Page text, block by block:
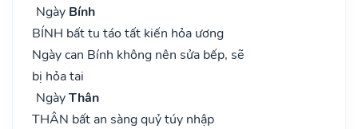
Ngày Bính
BÍNH bất tu táo tất kiến hỏa ương
Ngày can Bính không nên sửa bếp, sẽ
bị hỏa tai
NgàyThân
THÂN bất an sàng quỷ túy nhập